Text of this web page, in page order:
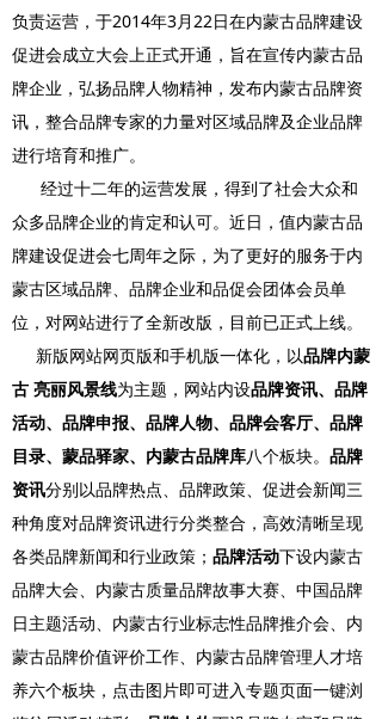
负责运营，于2014年3月22日在内蒙古品牌建设
促进会成立大会上正式开通，旨在宣传内蒙古品
牌企业，弘扬品牌人物精神，发布内蒙古品牌资
讯，整合品牌专家的力量对区域品牌及企业品牌
进行培育和推广。
经过十二年的运营发展，得到了社会大众和
众多品牌企业的肯定和认可。近日，值内蒙古品
牌建设促进会七周年之际，为了更好的服务于内
蒙古区域品牌、品牌企业和品促会团体会员单
位，对网站进行了全新改版，目前已正式上线。
新版网站网页版和手机版一体化，以品牌内蒙
古 亮丽风景线为主题，网站内设品牌资讯、 品牌
活动、 品牌申报、 品牌人物、品牌会客厅、品牌
目录、蒙品驿家、内蒙古品牌库八个板块。 品牌
资讯分别以品牌热点、品牌政策、促进会新闻三
种角度对品牌资讯进行分类整合，高效清晰呈现
各类品牌新闻和行业政策； 品牌活动下设内蒙古
品牌大会、内蒙古质量品牌故事大赛、中国品牌
日主题活动、内蒙古行业标志性品牌推介会、内
蒙古品牌价值评价工作、内蒙古品牌管理人才培
养六个板块，点击图片即可进入专题页面一键浏